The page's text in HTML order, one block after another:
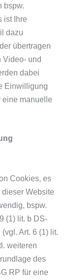
bspw.
ist Ihre
dazu
übertragen
Video- und
dabei
Einwilligung
manuelle
Cookies, es
Website
bspw.
(1) lit. b DS-
Art. 6 (1) lit.
weiteren
des
RP für eine